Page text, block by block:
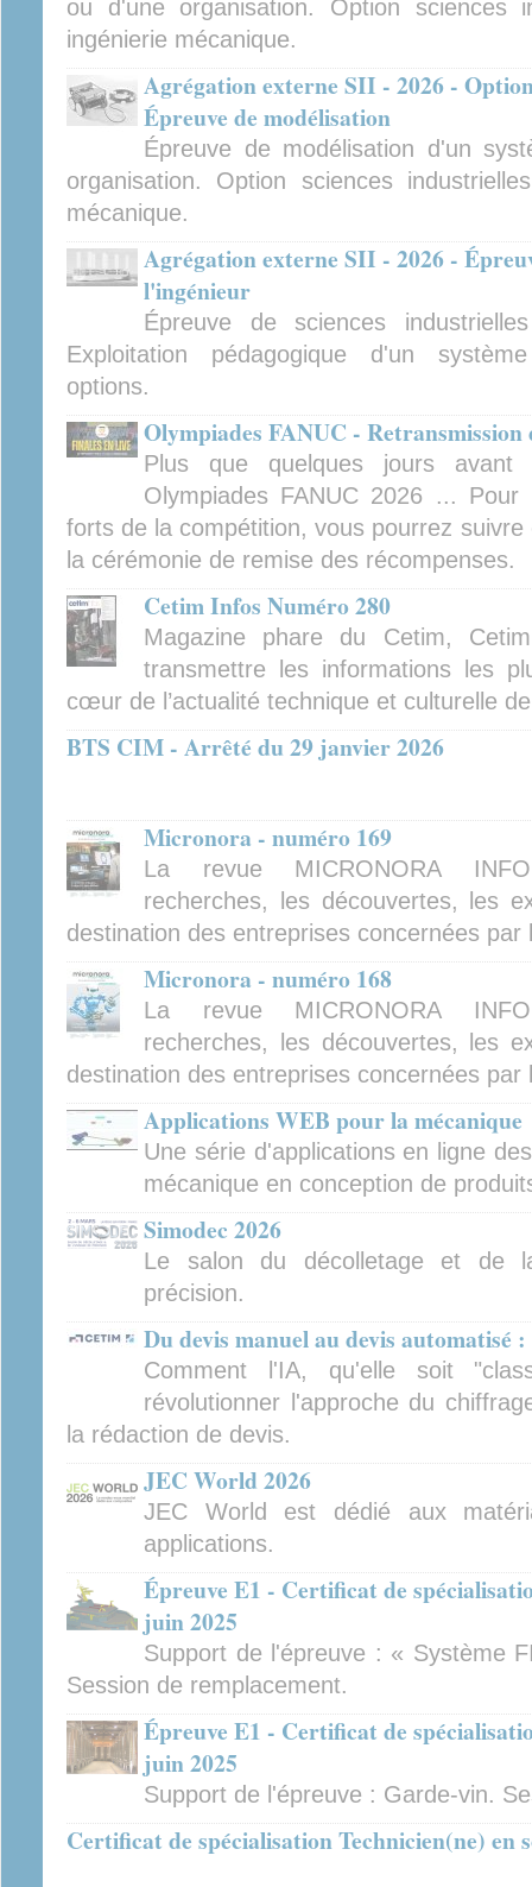
ou d'une organisation. Option sciences
ingénierie mécanique.
Agrégation externe SII - 2026 -
Épreuve de modélisation
Épreuve de modélisation d'un
organisation. Option sciences
mécanique.
Agrégation externe SII - 2026 -
l'ingénieur
Épreuve de sciences
Exploitation pédagogique d'un
options.
Olympiades FANUC - Retransmission
Plus que quelques jours
Olympiades FANUC 2026 ...
forts de la compétition, vous pourrez
la cérémonie de remise des récompenses.
Cetim Infos Numéro 280
Magazine phare du Cetim,
transmettre les informations les
cœur de l’actualité technique et culturelle
BTS CIM - Arrêté du 29 janvier 2026
Micronora - numéro 169
La revue MICRONORA
recherches, les découvertes, les
destination des entreprises concernées
Micronora - numéro 168
La revue MICRONORA
recherches, les découvertes, les
destination des entreprises concernées
Applications WEB pour la mécanique
Une série d'applications en ligne
mécanique en conception de
Simodec 2026
Le salon du décolletage et de
précision.
Du devis manuel au devis
Comment l'IA, qu'elle soit
révolutionner l'approche du
la rédaction de devis.
JEC World 2026
JEC World est dédié aux
applications.
Épreuve E1 - Certificat de
juin 2025
Support de l'épreuve : « Système
Session de remplacement.
Épreuve E1 - Certificat de
juin 2025
Support de l'épreuve : Garde-vin.
Certificat de spécialisation Technicien(ne) en